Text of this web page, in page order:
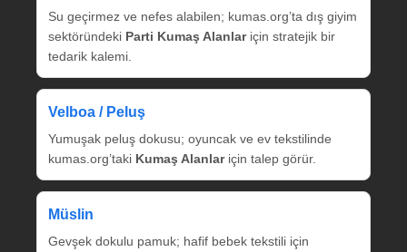
Su geçirmez ve nefes alabilen; kumas.org’ta dış giyim
sektöründeki Parti Kumaş Alanlariçin stratejik bir
tedarik kalemi.
Velboa / Peluş
Yumuşak peluş dokusu; oyuncak ve ev tekstilinde
kumas.org’taki Kumaş Alanlariçin talep görür.
Müslin
Gevşek dokulu pamuk; hafif bebek tekstili için